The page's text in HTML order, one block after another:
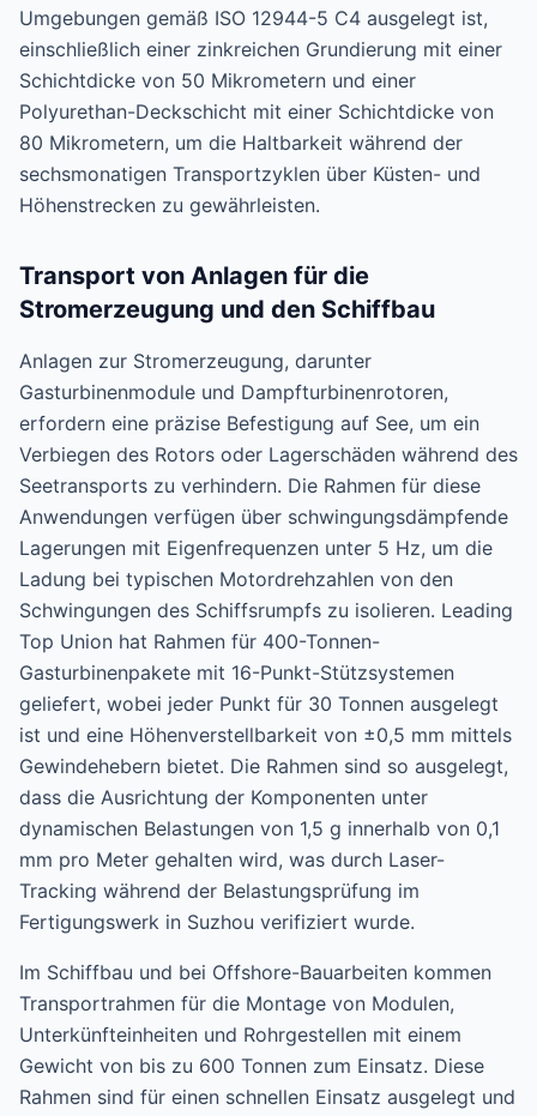
Umgebungen gemäß ISO 12944-5 C4 ausgelegt ist,
einschließlich einer zinkreichen Grundierung mit einer
Schichtdicke von 50 Mikrometern und einer
Polyurethan-Deckschicht mit einer Schichtdicke von
80 Mikrometern, um die Haltbarkeit während der
sechsmonatigen Transportzyklen über Küsten- und
Höhenstrecken zu gewährleisten.
Transport von Anlagen für die
Stromerzeugung und den Schiffbau
Anlagen zur Stromerzeugung, darunter
Gasturbinenmodule und Dampfturbinenrotoren,
erfordern eine präzise Befestigung auf See, um ein
Verbiegen des Rotors oder Lagerschäden während des
Seetransports zu verhindern. Die Rahmen für diese
Anwendungen verfügen über schwingungsdämpfende
Lagerungen mit Eigenfrequenzen unter 5 Hz, um die
Ladung bei typischen Motordrehzahlen von den
Schwingungen des Schiffsrumpfs zu isolieren. Leading
Top Union hat Rahmen für 400-Tonnen-
Gasturbinenpakete mit 16-Punkt-Stützsystemen
geliefert, wobei jeder Punkt für 30 Tonnen ausgelegt
ist und eine Höhenverstellbarkeit von ±0,5 mm mittels
Gewindehebern bietet. Die Rahmen sind so ausgelegt,
dass die Ausrichtung der Komponenten unter
dynamischen Belastungen von 1,5 g innerhalb von 0,1
mm pro Meter gehalten wird, was durch Laser-
Tracking während der Belastungsprüfung im
Fertigungswerk in Suzhou verifiziert wurde.
Im Schiffbau und bei Offshore-Bauarbeiten kommen
Transportrahmen für die Montage von Modulen,
Unterkünfteinheiten und Rohrgestellen mit einem
Gewicht von bis zu 600 Tonnen zum Einsatz. Diese
Rahmen sind für einen schnellen Einsatz ausgelegt und